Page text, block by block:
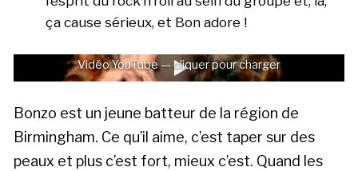
ça cause sérieux, et Bon adore !
Vidéo YouTube — cliquer pour charger
Bonzo est un jeune batteur de la région de
Birmingham. Ce qu’il aime, c’est taper sur des
peaux et plus c’est fort, mieux c’est. Quand les